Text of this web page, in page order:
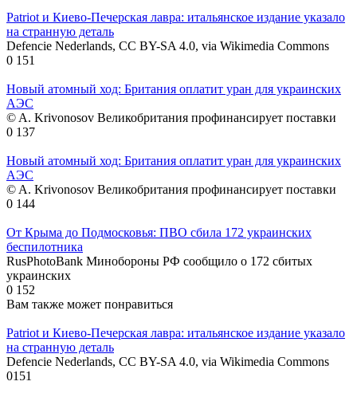
Patriot и Киево-Печерская лавра: итальянское издание указало
на странную деталь
Defencie Nederlands, CC BY-SA 4.0, via Wikimedia Commons
0 151
Новый атомный ход: Британия оплатит уран для украинских
АЭС
© A. Krivonosov Великобритания профинансирует поставки
0 137
Новый атомный ход: Британия оплатит уран для украинских
АЭС
© A. Krivonosov Великобритания профинансирует поставки
0 144
От Крыма до Подмосковья: ПВО сбила 172 украинских
беспилотника
RusPhotoBank Минобороны РФ сообщило о 172 сбитых
украинских
0 152
Вам также может понравиться
Patriot и Киево-Печерская лавра: итальянское издание указало
на странную деталь
Defencie Nederlands, CC BY-SA 4.0, via Wikimedia Commons
0151